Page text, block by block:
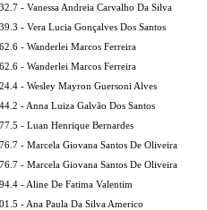
- Vanessa Andreia Carvalho Da Silva
- Vera Lucia Gonçalves Dos Santos
- Wanderlei Marcos Ferreira
- Wanderlei Marcos Ferreira
- Wesley Mayron Guersoni Alves
- Anna Luiza Galvão Dos Santos
- Luan Henrique Bernardes
- Marcela Giovana Santos De Oliveira
- Marcela Giovana Santos De Oliveira
- Aline De Fatima Valentim
- Ana Paula Da Silva Americo